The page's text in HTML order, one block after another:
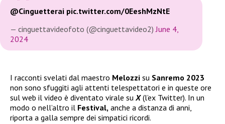
@Cinguetterai pic.twitter.com/0EeshMzNtE
— cinguettavideofoto (@cinguettavideo2) June 4,
2024
I racconti svelati dal maestro Melozzi su Sanremo 2023
non sono sfuggiti agli attenti telespettatori e in queste ore
sul web il video è diventato virale su X(l’ex Twitter). In un
modo o nell’altro il Festival, anche a distanza di anni,
riporta a galla sempre dei simpatici ricordi.